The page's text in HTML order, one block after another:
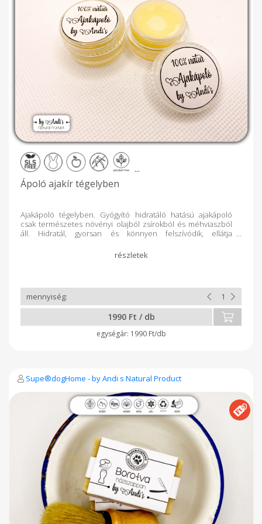
Fogyasztása kedvezően hat azokra a belső elválasztású
mirigyekre, amelyek az egészséges, dús hajért és a feszes
testkontúrért felelősek." Összetevők: elszappanosított 100%
extra szűz olívaolaj, desztillált víz, nátrium laktát, glicerin* *a
szappanosodás során természetes úton keletkezik
Ingredients: saponified 100% extra virgin olive oil, distilled
water, sodium lactate, glycerin * * occurs naturally during
...
Ápoló ajakír tégelyben
Ajakápoló tégelyben. Gyógyító hidratáló hatású ajakápoló
csak természetes növényi olajból zsírokból és méhviaszból
áll. Hidratál, gyorsan és könnyen felszívódik, ellátja
tartalmaz, mesterséges színezéktől, illatanyagtól és
tartósítószertől mentes készítmény. Ehető kategóriájú
szobahőmérsékleten a fürdőszobapolcon, otthonában
tartani. Utazáshoz, kabátzsebbe, táskába javasoljuk a vanilia
eszenciával dúsított, stiftes változatot. Ez a kiszerelés uv 10
fényvédős és szintúgy unisex ajakápoló. Jószívvel ajánljuk
figyelmébe. Tégelyes ajakápoló Kiszerelés: 5 ml
1990 Ft / db
1990 Ft/db
Supe®dogHome - by Andi s Natural Product